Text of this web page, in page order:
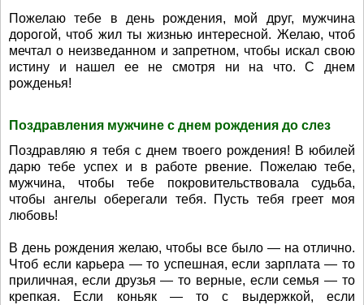
Пожелаю тебе в день рождения, мой друг, мужчина
дорогой, чтоб жил ты жизнью интересной. Желаю, чтоб
мечтал о неизведанном и запретном, чтобы искал свою
истину и нашел ее не смотря ни на что. С днем
рожденья!
Поздравления мужчине с днем рождения до слез
Поздравляю я тебя с днем твоего рождения! В юбилей
дарю тебе успех и в работе рвение. Пожелаю тебе,
мужчина, чтобы тебе покровительствовала судьба,
чтобы ангелы оберегали тебя. Пусть тебя греет моя
любовь!
В день рождения желаю, чтобы все было — на отлично.
Чтоб если карьера — то успешная, если зарплата — то
приличная, если друзья — то верные, если семья — то
крепкая. Если коньяк — то с выдержкой, если